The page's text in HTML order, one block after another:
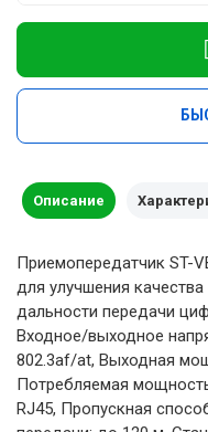
Описание
Приемопередатчик ST-
для улучшения
дальности передачи
Входное/выходное
802.3af/at, Выходная
Потребляемая
RJ45, Пропускная